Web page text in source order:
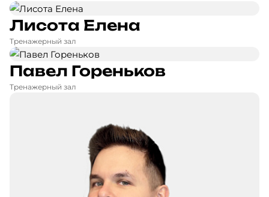
Лисота Елена
Тренажерный зал
Павел Гореньков
Тренажерный зал